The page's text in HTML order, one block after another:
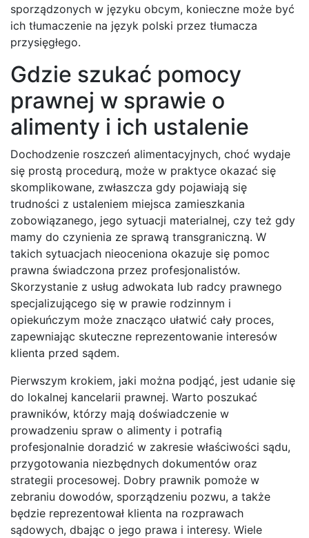
sporządzonych w języku obcym, konieczne może być
ich tłumaczenie na język polski przez tłumacza
przysięgłego.
Gdzie szukać pomocy
prawnej w sprawie o
alimenty i ich ustalenie
Dochodzenie roszczeń alimentacyjnych, choć wydaje
się prostą procedurą, może w praktyce okazać się
skomplikowane, zwłaszcza gdy pojawiają się
trudności z ustaleniem miejsca zamieszkania
zobowiązanego, jego sytuacji materialnej, czy też gdy
mamy do czynienia ze sprawą transgraniczną. W
takich sytuacjach nieoceniona okazuje się pomoc
prawna świadczona przez profesjonalistów.
Skorzystanie z usług adwokata lub radcy prawnego
specjalizującego się w prawie rodzinnym i
opiekuńczym może znacząco ułatwić cały proces,
zapewniając skuteczne reprezentowanie interesów
klienta przed sądem.
Pierwszym krokiem, jaki można podjąć, jest udanie się
do lokalnej kancelarii prawnej. Warto poszukać
prawników, którzy mają doświadczenie w
prowadzeniu spraw o alimenty i potrafią
profesjonalnie doradzić w zakresie właściwości sądu,
przygotowania niezbędnych dokumentów oraz
strategii procesowej. Dobry prawnik pomoże w
zebraniu dowodów, sporządzeniu pozwu, a także
będzie reprezentował klienta na rozprawach
sądowych, dbając o jego prawa i interesy. Wiele